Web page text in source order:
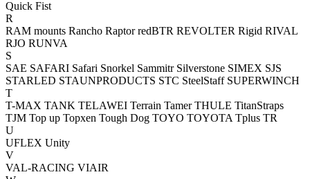
Quick Fist
R
RAM mounts Rancho Raptor redBTR REVOLTER Rigid RIVAL
RJO RUNVA
S
SAE SAFARI Safari Snorkel Sammitr Silverstone SIMEX SJS
STARLED STAUNPRODUCTS STC SteelStaff SUPERWINCH
T
T-MAX TANK TELAWEI Terrain Tamer THULE TitanStraps
TJM Top up Topxen Tough Dog TOYO TOYOTA Tplus TR
U
UFLEX Unity
V
VAL-RACING VIAIR